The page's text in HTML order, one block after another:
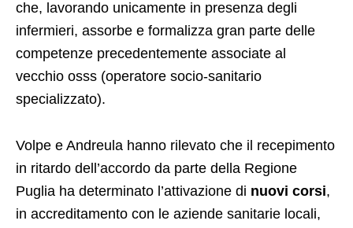
che, lavorando unicamente in presenza degli
infermieri, assorbe e formalizza gran parte delle
competenze precedentemente associate al
vecchio osss (operatore socio-sanitario
specializzato).
Volpe e Andreula hanno rilevato che il recepimento
in ritardo dell’accordo da parte della Regione
Puglia ha determinato l’attivazione di nuovi corsi,
in accreditamento con le aziende sanitarie locali,